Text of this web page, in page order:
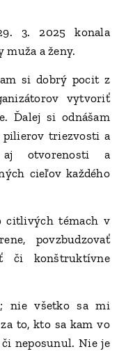
3. 2025 konala
a ženy.
si dobrý pocit z
vytvoriť
Ďalej si odnášam
pilierov triezvosti a
aj otvorenosti a
cieľov každého
citlivých témach v
povzbudzovať
či konštruktívne
nie všetko sa mi
to, kto sa kam vo
neposunul. Nie je